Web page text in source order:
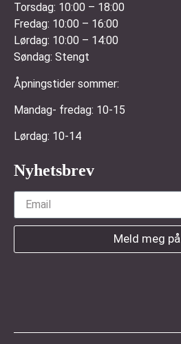
Torsdag: 10:00 – 18:00
Fredag: 10:00 – 16:00
Lørdag: 10:00 – 14:00
Søndag: Stengt
Åpningstider sommer:
Mandag- fredag: 10-15
Lørdag: 10-14
Nyhetsbrev
Meld meg på